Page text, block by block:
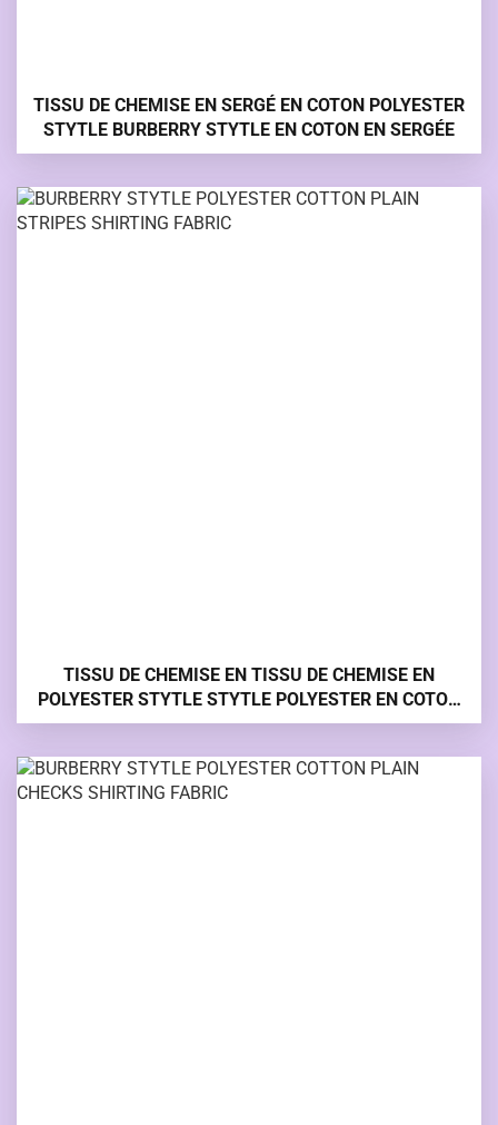
TISSU DE CHEMISE EN SERGÉ EN COTON POLYESTER
STYTLE BURBERRY STYTLE EN COTON EN SERGÉE
TISSU DE CHEMISE EN TISSU DE CHEMISE EN
POLYESTER STYTLE STYTLE POLYESTER EN COTON
UNI